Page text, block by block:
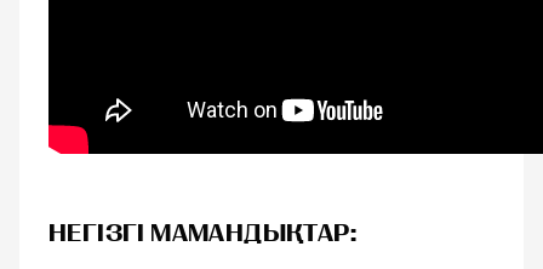
НЕГІЗГІ МАМАНДЫҚТАР: